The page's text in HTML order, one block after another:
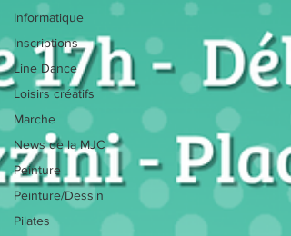
Informatique
Inscriptions
Line Dance
Loisirs créatifs
Marche
News de la MJC
Peinture
Peinture/Dessin
Pilates